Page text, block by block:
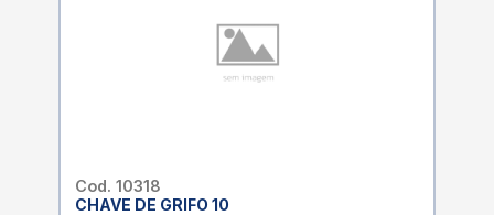
Cod. 10318
CHAVE DE GRIFO 10